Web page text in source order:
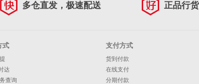
多仓直发，极速配送 正品行
式
达
查询
支付方式
货到付款
在线支付
分期付款